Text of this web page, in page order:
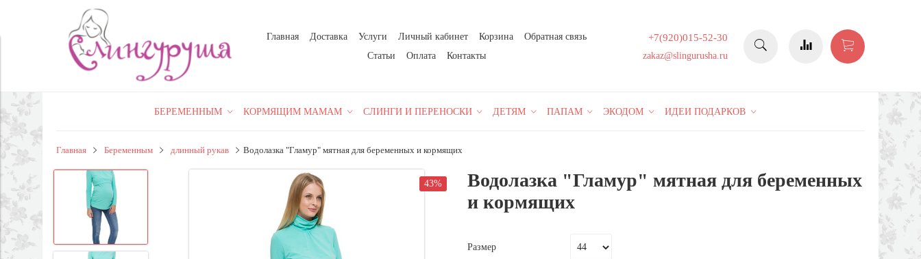
Главная Доставка Услуги Личный кабинет Корзина
Обратная связь
Статьи
Оплата Контакты
+7(920)015-52-30
zakaz@slingurusha.ru
БЕРЕМЕННЫМ КОРМЯЩИМ МАМАМ СЛИНГИ И ПЕРЕНОСКИ ДЕТЯМ ПАПАМ ЭКОДОМ ИДЕИ ПОДАРКОВ
Главная Беременным длинный рукав Водолазка "Гламур" мятная для беременных и кормящих
43% 43%
Водолазка "Гламур" мятная для беременных
и кормящих
Размер